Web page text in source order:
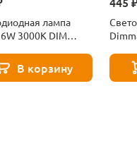
лампа
3000K DIM
В корзину